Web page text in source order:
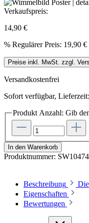
Verkaufspreis:
14,90 €
% Regulärer Preis: 19,90 €
Preise inkl. MwSt. zzgl.
Versandkostenfrei
Sofort verfügbar,
Produkt Anzahl: Gib
In den Warenkorb
Produktnummer: SW10474
Beschreibung
Eigenschaften
Bewertungen